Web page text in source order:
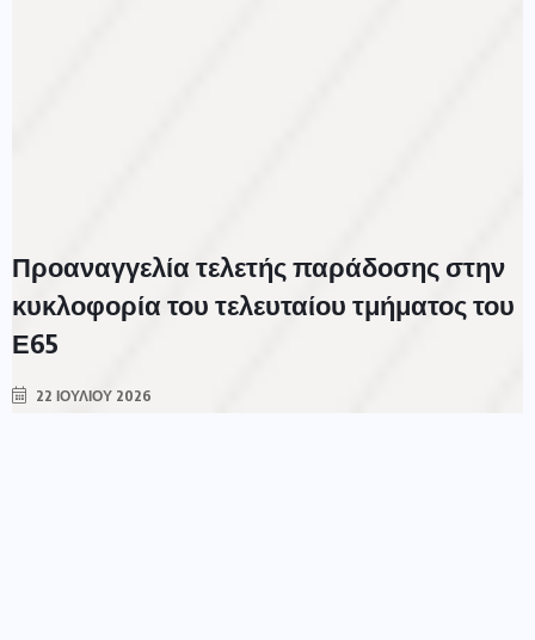
Προαναγγελία τελετής παράδοσης στην
κυκλοφορία του τελευταίου τμήματος του
Ε65
22 ΙΟΥΛΊΟΥ 2026